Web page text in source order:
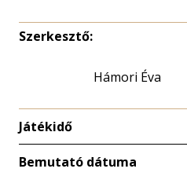
Szerkesztő:
Hámori Éva
Játékidő
Bemutató dátuma